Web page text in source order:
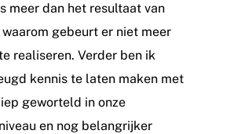
meer dan het resultaat van
gebeurt er niet meer
realiseren. Verder ben ik
kennis te laten maken met
geworteld in onze
en nog belangrijker